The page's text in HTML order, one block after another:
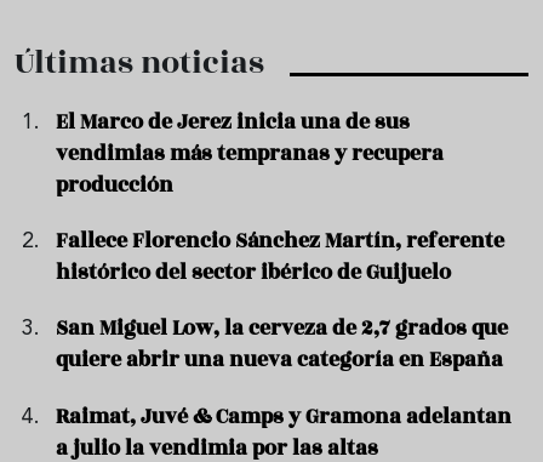
Últimas noticias
El Marco de Jerez inicia una de sus
vendimias más tempranas y recupera
producción
Fallece Florencio Sánchez Martín, referente
histórico del sector ibérico de Guijuelo
San Miguel Low, la cerveza de 2,7 grados que
quiere abrir una nueva categoría en España
Raimat, Juvé & Camps y Gramona adelantan
a julio la vendimia por las altas